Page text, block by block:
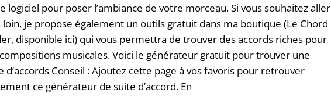
logiciel pour poser l’ambiance de votre morceau. Si vous souhaitez aller
loin, je propose également un outils gratuit dans ma boutique (Le Chord
disponible ici) qui vous permettra de trouver des accords riches pour
musicales. Voici le générateur gratuit pour trouver une
d’accords Conseil : Ajoutez cette page à vos favoris pour retrouver
ce générateur de suite d’accord. En